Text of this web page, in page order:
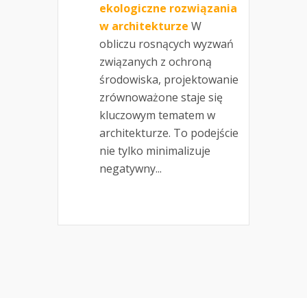
ekologiczne rozwiązania
w architekturze W
obliczu rosnących wyzwań
związanych z ochroną
środowiska, projektowanie
zrównoważone staje się
kluczowym tematem w
architekturze. To podejście
nie tylko minimalizuje
negatywny...